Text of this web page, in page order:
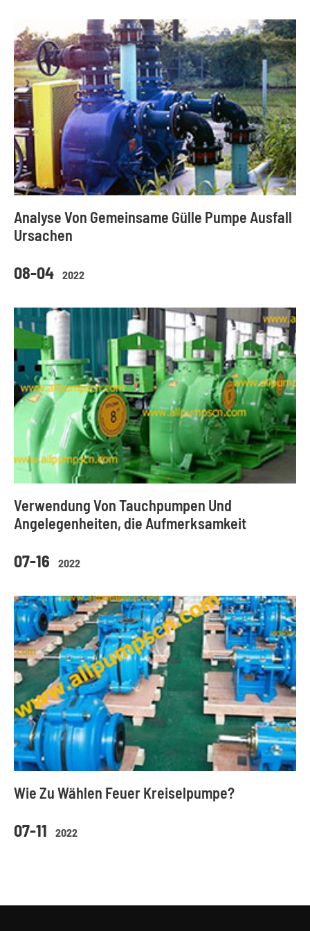
08-04 2022
Analyse Von Gemeinsame Gülle Pumpe Ausfall
Ursachen
07-16 2022
Verwendung Von Tauchpumpen Und
Angelegenheiten, die Aufmerksamkeit
07-11 2022
Wie Zu Wählen Feuer Kreiselpumpe?